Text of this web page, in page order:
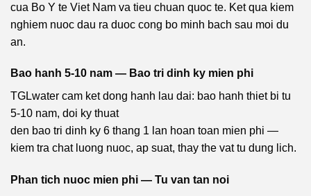
cua Bo Y te Viet Nam va tieu chuan quoc te. Ket qua kiem
nghiem nuoc dau ra duoc cong bo minh bach sau moi du
an.
Bao hanh 5-10 nam — Bao tri dinh ky mien phi
TGLwater cam ket dong hanh lau dai: bao hanh thiet bi tu
5-10 nam, doi ky thuat
den bao tri dinh ky 6 thang 1 lan hoan toan mien phi —
kiem tra chat luong nuoc, ap suat, thay the vat tu dung lich.
Phan tich nuoc mien phi — Tu van tan noi